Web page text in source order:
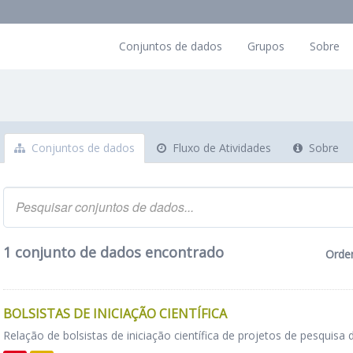
Conjuntos de dados Grupos Sobre
Conjuntos de dados Fluxo de Atividades Sobre
1 conjunto de dados encontrado
BOLSISTAS DE INICIAÇÃO CIENTÍFICA
Relação de bolsistas de iniciação científica de projetos de pesquisa